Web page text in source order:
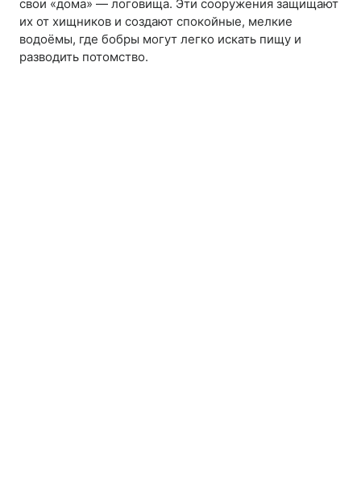
свои «дома» — логовища. Эти сооружения защищают
их от хищников и создают спокойные, мелкие
водоёмы, где бобры могут легко искать пищу и
разводить потомство.